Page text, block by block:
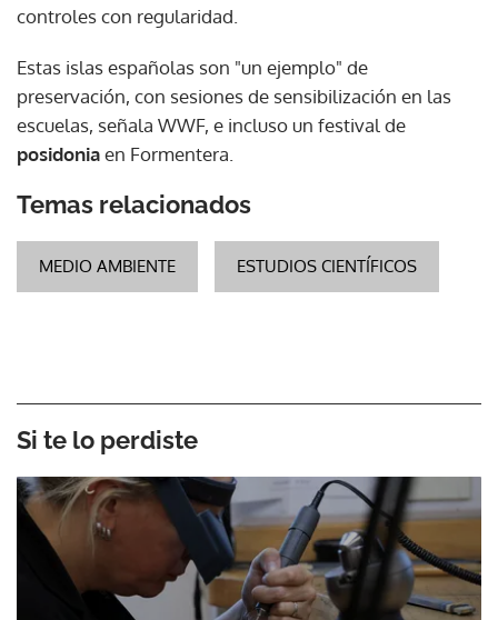
controles con regularidad.
Estas islas españolas son "un ejemplo" de
preservación, con sesiones de sensibilización en las
escuelas, señala WWF, e incluso un festival de
posidoniaen Formentera.
Temas relacionados
MEDIO AMBIENTE ESTUDIOS CIENTÍFICOS
Si te lo perdiste